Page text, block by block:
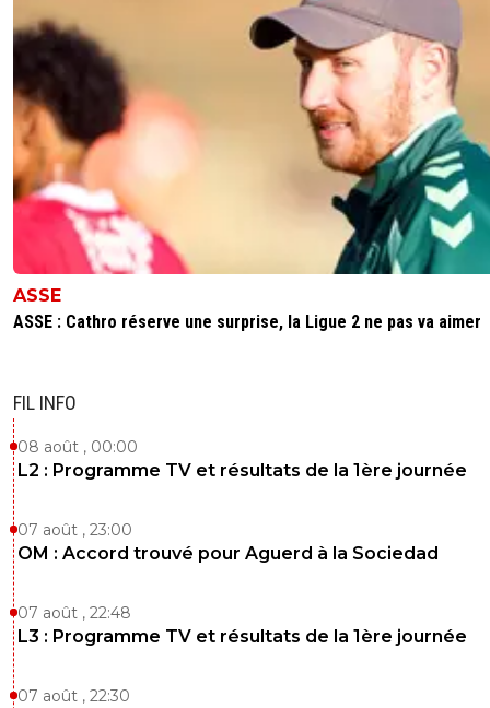
ASSE
ASSE : Cathro réserve une surprise, la Ligue 2 ne pas va aimer
FIL INFO
08 août , 00:00
L2 : Programme TV et résultats de la 1ère journée
07 août , 23:00
OM : Accord trouvé pour Aguerd à la Sociedad
07 août , 22:48
L3 : Programme TV et résultats de la 1ère journée
07 août , 22:30